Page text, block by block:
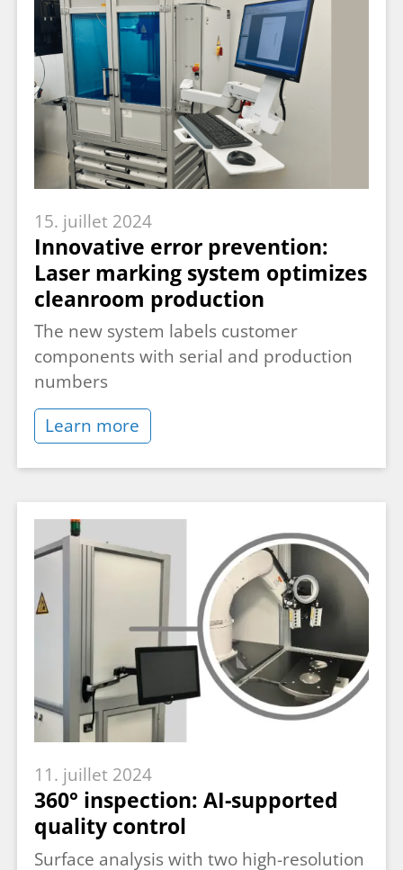
15. juillet 2024
Innovative error prevention:
Laser marking system optimizes
cleanroom production
The new system labels customer
components with serial and production
numbers
Learn more
11. juillet 2024
360° inspection: AI-supported
quality control
Surface analysis with two high-resolution